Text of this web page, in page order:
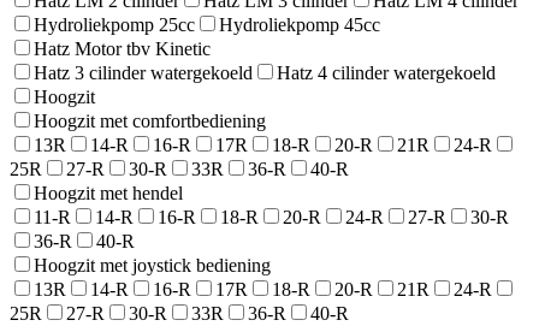
Hydroliekpomp 25cc
Hydroliekpomp 45cc
Hatz Motor tbv Kinetic
Hatz 3 cilinder watergekoeld
Hatz 4 cilinder watergekoeld
Hoogzit
Hoogzit met comfortbediening
13R
14-R 16-R 17R 18-R 20-R 21R
24-R
25R
27-R 30-R 33R 36-R
40-R
Hoogzit met hendel
11-R
14-R 16-R 18-R 20-R 24-R 27-R
30-R
36-R
40-R
Hoogzit met joystick bediening
13R
14-R 16-R 17R 18-R 20-R 21R
24-R
25R
27-R 30-R 33R 36-R
40-R